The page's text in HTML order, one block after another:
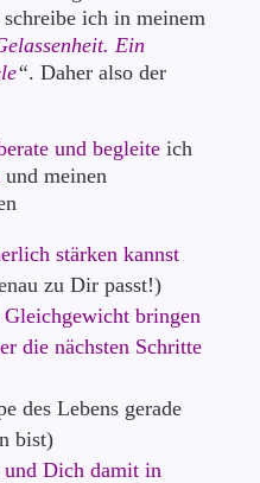
ich in meinem
Ein
“. Daher also der
und begleiteich
und meinen
stärken kannst
zu Dir passt!)
bringen
die nächsten Schritte
des Lebens gerade
bist)
Dich damit in